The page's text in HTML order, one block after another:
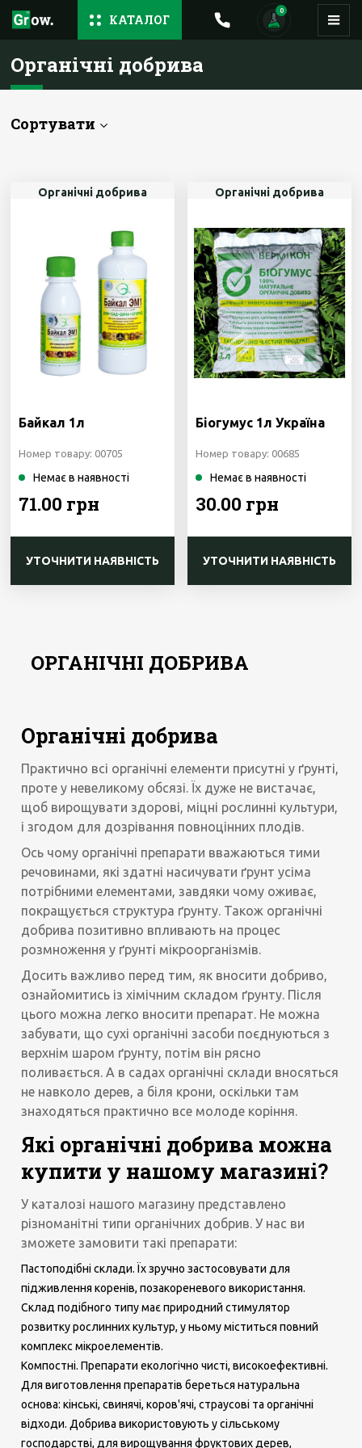
КАТАЛОГ
0
Органічні добрива
Сортувати
Органічні добрива
Байкал 1л
Номер товару: 00705
Немає в наявності
71.00 грн
УТОЧНИТИ НАЯВНІСТЬ
Органічні добрива
Біогумус 1л Україна
Номер товару: 00685
Немає в наявності
30.00 грн
УТОЧНИТИ НАЯВНІСТЬ
ОРГАНІЧНІ ДОБРИВА
Органічні добрива
Практично всі органічні елементи присутні у ґрунті,
проте у невеликому обсязі. Їх дуже не вистачає,
щоб вирощувати здорові, міцні рослинні культури,
і згодом для дозрівання повноцінних плодів.
Ось чому органічні препарати вважаються тими
речовинами, які здатні насичувати ґрунт усіма
потрібними елементами, завдяки чому оживає,
покращується структура ґрунту. Також органічні
добрива позитивно впливають на процес
розмноження у ґрунті мікроорганізмів.
Досить важливо перед тим, як вносити добриво,
ознайомитись із хімічним складом ґрунту. Після
цього можна легко вносити препарат. Не можна
забувати, що сухі органічні засоби поєднуються з
верхнім шаром ґрунту, потім він рясно
поливається. А в садах органічні склади вносяться
не навколо дерев, а біля крони, оскільки там
знаходяться практично все молоде коріння.
Які органічні добрива можна
купити у нашому магазині?
У каталозі нашого магазину представлено
різноманітні типи органічних добрив. У нас ви
зможете замовити такі препарати:
Пастоподібні склади. Їх зручно застосовувати для
підживлення коренів, позакореневого використання.
Склад подібного типу має природний стимулятор
розвитку рослинних культур, у ньому міститься повний
комплекс мікроелементів.
Компостні. Препарати екологічно чисті, високоефективні.
Для виготовлення препаратів береться натуральна
основа: кінські, свинячі, коров'ячі, страусові та органічні
відходи. Добрива використовують у сільському
господарстві, для вирощування фруктових дерев,